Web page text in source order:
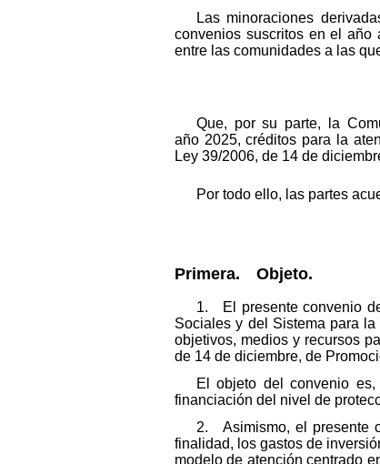
Las minoraciones
convenios suscritos en el año
entre las comunidades a las
Que, por su parte, la
año 2025, créditos para la
Ley 39/2006, de 14 de
Por todo ello, las partes
Primera. Objeto.
1. El presente convenio
Sociales y del Sistema para
objetivos, medios y recursos
de 14 de diciembre, de
El objeto del convenio
financiación del nivel de
2. Asimismo, el presente
finalidad, los gastos de
modelo de atención centrado